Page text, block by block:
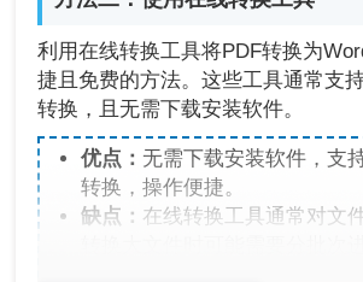
利用在线转换工具将PDF转换为
捷且免费的方法。这些工具通常支
转换，且无需下载安装软件。
优点： 无需下载安装软件，支
转换，操作便捷。
缺点： 在线转换工具通常对文